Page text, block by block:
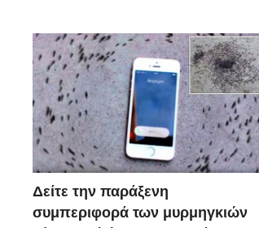
Δείτε την παράξενη
συμπεριφορά των μυρμηγκιών